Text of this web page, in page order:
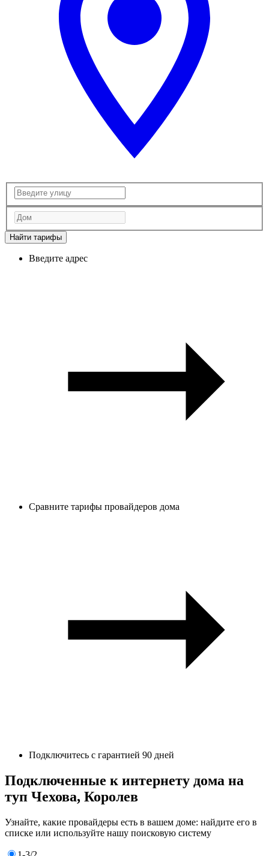
Найти тарифы
Введите адрес
Сравните тарифы провайдеров дома
Подключитесь с гарантией 90 дней
Подключенные к интернету дома на
туп Чехова, Королев
Узнайте, какие провайдеры есть в вашем доме: найдите его в
списке или используйте нашу поисковую систему